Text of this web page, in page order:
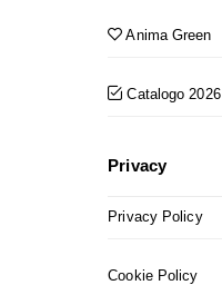
Anima Green
Catalogo 2026
Privacy
Privacy Policy
Cookie Policy